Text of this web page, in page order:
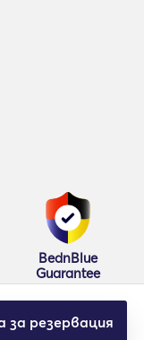
за резервация
BednBlue
Guarantee